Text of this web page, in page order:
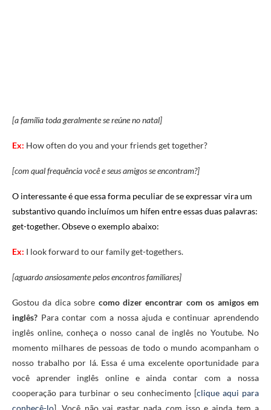
[a família toda geralmente se reúne no natal]
Ex: How often do you and your friends get together?
[com qual frequência você e seus amigos se encontram?]
O interessante é que essa forma peculiar de se expressar vira um
substantivo quando incluímos um hífen entre essas duas palavras:
get-together. Obseve o exemplo abaixo:
Ex: I look forward to our family get-togethers.
[aguardo ansiosamente pelos encontros familiares]
Gostou da dica sobre como dizer encontrar com os amigos em
inglês? Para contar com a nossa ajuda e continuar aprendendo
inglês online, conheça o nosso canal de inglês no Youtube. No
momento milhares de pessoas de todo o mundo acompanham o
nosso trabalho por lá. Essa é uma excelente oportunidade para
você aprender inglês online e ainda contar com a nossa
cooperação para turbinar o seu conhecimento [clique aqui para
conhecê-lo]. Você não vai gastar nada com isso e ainda tem a